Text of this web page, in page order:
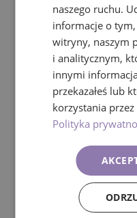
często rodzi
uproszczonych.
Zgłoszenie
Wielu
procedur
zgłoszenia
odebrać towar, ale
późniejsze
wyznacza moment
zgłoszenie
naszego ruchu.
informacje o tym,
witryny, naszym
i analitycznym,
innymi
przekazałeś lub
korzystania przez
Polityka